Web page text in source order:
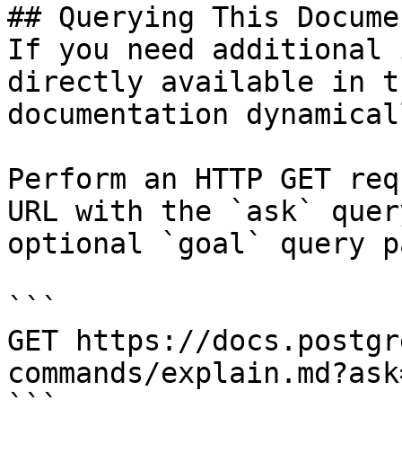
## Querying This
If you need
directly available in
documentation
Perform an HTTP GET
URL with the `ask`
optional `goal` query
```
GET https://
commands/
```